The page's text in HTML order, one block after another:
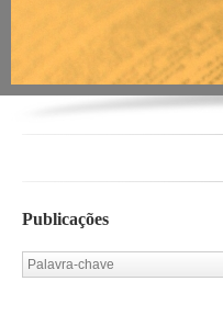
Publicações